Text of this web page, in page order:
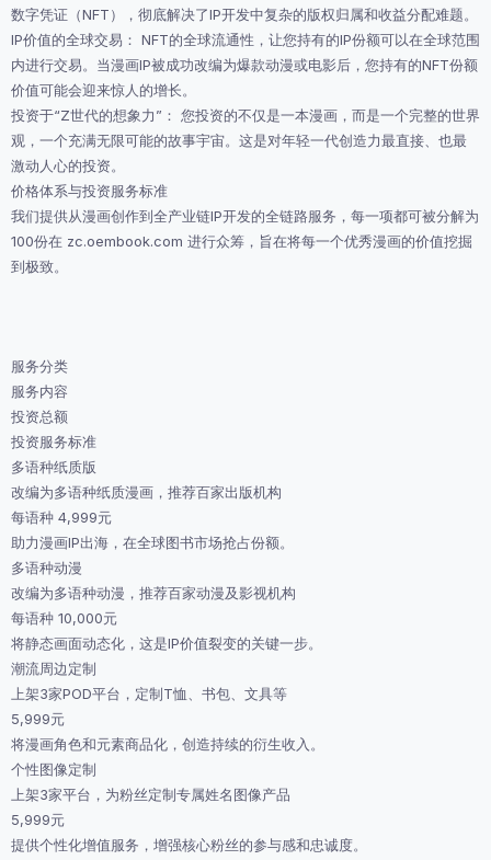
数字凭证（NFT），彻底解决了IP开发中复杂的版权归属和收益分配难题。
IP价值的全球交易： NFT的全球流通性，让您持有的IP份额可以在全球范围
内进行交易。当漫画IP被成功改编为爆款动漫或电影后，您持有的NFT份额
价值可能会迎来惊人的增长。
投资于“Z世代的想象力”： 您投资的不仅是一本漫画，而是一个完整的世界
观，一个充满无限可能的故事宇宙。这是对年轻一代创造力最直接、也最
激动人心的投资。
价格体系与投资服务标准
我们提供从漫画创作到全产业链IP开发的全链路服务，每一项都可被分解为
100份在 zc.oembook.com 进行众筹，旨在将每一个优秀漫画的价值挖掘
到极致。
服务分类
服务内容
投资总额
投资服务标准
多语种纸质版
改编为多语种纸质漫画，推荐百家出版机构
每语种 4,999元
助力漫画IP出海，在全球图书市场抢占份额。
多语种动漫
改编为多语种动漫，推荐百家动漫及影视机构
每语种 10,000元
将静态画面动态化，这是IP价值裂变的关键一步。
潮流周边定制
上架3家POD平台，定制T恤、书包、文具等
5,999元
将漫画角色和元素商品化，创造持续的衍生收入。
个性图像定制
上架3家平台，为粉丝定制专属姓名图像产品
5,999元
提供个性化增值服务，增强核心粉丝的参与感和忠诚度。